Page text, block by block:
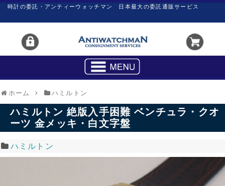
時計の委託・アンティーウォッチマン 日本最大の委託通販サービス
ホーム ハミルトン
ハミルトン 絶版入手困難 ベンチュラ・クオ
ーツ 金メッキ・白文字盤
ハミルトン